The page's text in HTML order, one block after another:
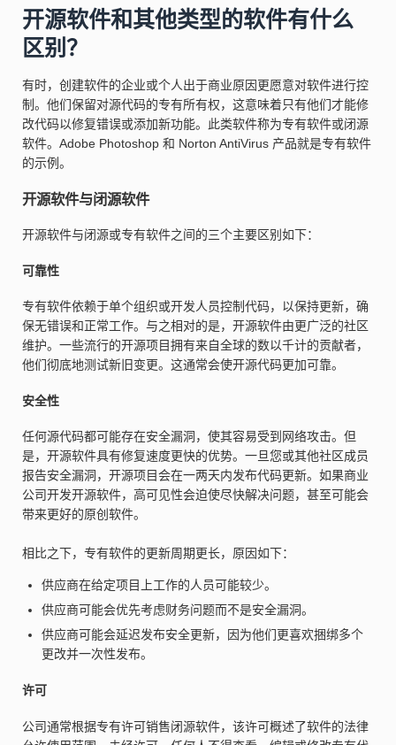
开源软件和其他类型的软件有什么
区别？
有时，创建软件的企业或个人出于商业原因更愿意对软件进行控
制。他们保留对源代码的专有所有权，这意味着只有他们才能修
改代码以修复错误或添加新功能。此类软件称为专有软件或闭源
软件。Adobe Photoshop 和 Norton AntiVirus 产品就是专有软件
的示例。
开源软件与闭源软件
开源软件与闭源或专有软件之间的三个主要区别如下：
可靠性
专有软件依赖于单个组织或开发人员控制代码，以保持更新，确
保无错误和正常工作。与之相对的是，开源软件由更广泛的社区
维护。一些流行的开源项目拥有来自全球的数以千计的贡献者，
他们彻底地测试新旧变更。这通常会使开源代码更加可靠。
安全性
任何源代码都可能存在安全漏洞，使其容易受到网络攻击。但
是，开源软件具有修复速度更快的优势。一旦您或其他社区成员
报告安全漏洞，开源项目会在一两天内发布代码更新。如果商业
公司开发开源软件，高可见性会迫使尽快解决问题，甚至可能会
带来更好的原创软件。
相比之下，专有软件的更新周期更长，原因如下：
供应商在给定项目上工作的人员可能较少。
供应商可能会优先考虑财务问题而不是安全漏洞。
供应商可能会延迟发布安全更新，因为他们更喜欢捆绑多个
更改并一次性发布。
许可
公司通常根据专有许可销售闭源软件，该许可概述了软件的法律